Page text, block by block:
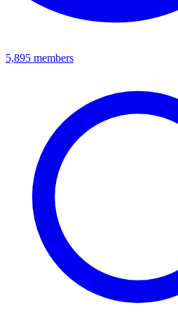
5,895 members